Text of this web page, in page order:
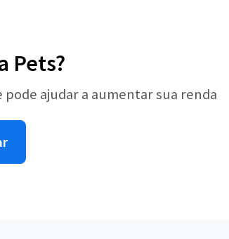
Pets?
pode ajudar a aumentar sua renda